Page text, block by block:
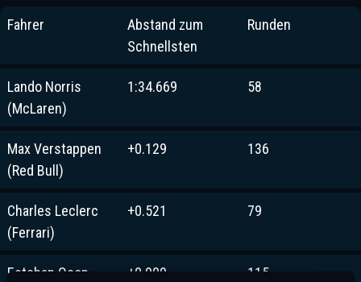
Fahrer
Abstand zum
Schnellsten
Runden
Lando Norris
(McLaren)
1:34.669 58
Max Verstappen
(Red Bull)
+0.129 136
Charles Leclerc
(Ferrari)
+0.521 79
Esteban Ocon
+0.909 115